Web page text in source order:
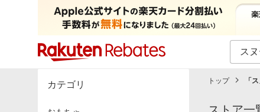
カテゴリー一覧 イベント一覧
カテゴリ トップ 「